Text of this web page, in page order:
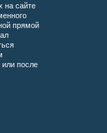
на сайте
прямой
или после